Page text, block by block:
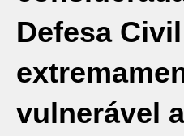
Defesa
vulnerável a